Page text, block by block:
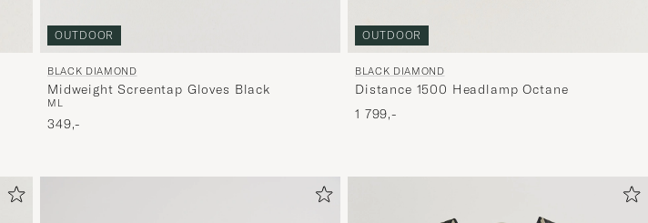
OUTDOOR
BLACK DIAMOND
Midweight Screentap Gloves Black
M L
349,-
OUTDOOR
BLACK DIAMOND
Distance 1500 Headlamp Octane
1 799,-